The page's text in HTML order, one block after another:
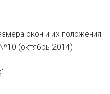
окон и их положения
(октябрь 2014)